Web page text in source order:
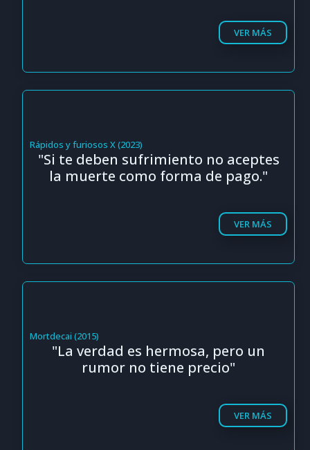
VER MÁS
Rápidos y furiosos X (2023)
"Si te deben sufrimiento no aceptes
la muerte como forma de pago."
VER MÁS
Mortdecai (2015)
"La verdad es hermosa, pero un
rumor no tiene precio"
VER MÁS